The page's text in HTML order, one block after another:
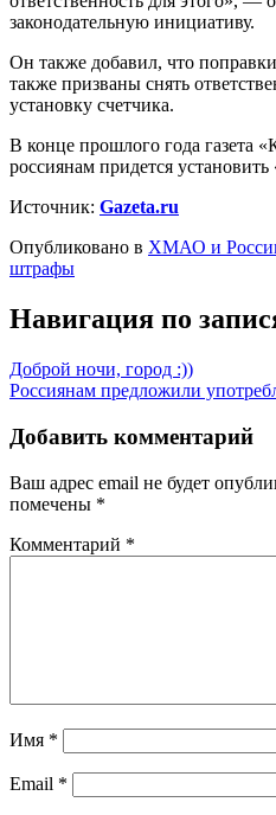
законодательную инициативу.
Он также добавил, что
также призваны снять
установку счетчика.
В конце прошлого года газета
россиянам придется
Источник: Gazeta.ru
Опубликовано в ХМАО и
штрафы
Навигация по
Доброй ночи, город :))
Россиянам предложили
Добавить комментарий
Ваш адрес email не будет
помечены *
Комментарий *
Имя *
Email *